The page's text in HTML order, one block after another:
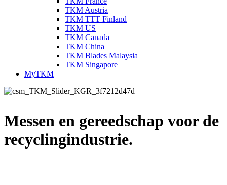
TKM Austria
TKM TTT Finland
TKM US
TKM Canada
TKM China
TKM Blades Malaysia
TKM Singapore
MyTKM
Messen en gereedschap voor de
recyclingindustrie.